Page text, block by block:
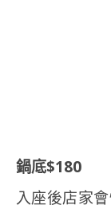
鍋底$180
入座後店家